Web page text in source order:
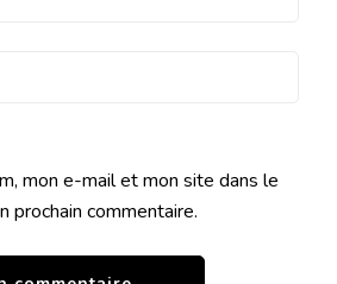
mon e-mail et mon site dans le
prochain commentaire.